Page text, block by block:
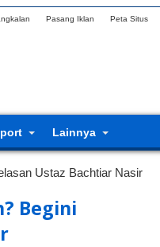
Pasang Iklan Peta Situs
Lainnya
Ustaz Bachtiar Nasir
Begini